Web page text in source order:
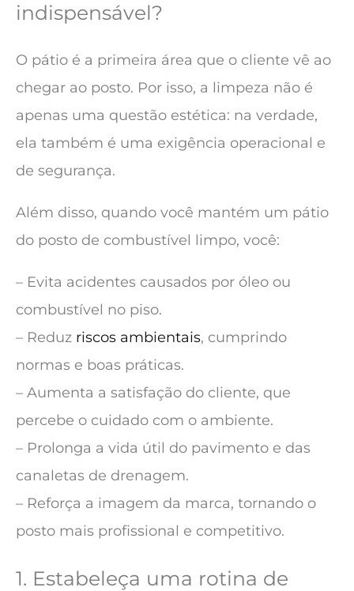
indispensável?
O pátio é a primeira área que o cliente vê ao
chegar ao posto. Por isso, a limpeza não é
apenas uma questão estética: na verdade,
ela também é uma exigência operacional e
de segurança.
Além disso, quando você mantém um pátio
do posto de combustível limpo, você:
– Evita acidentes causados por óleo ou
combustível no piso.
– Reduz riscos ambientais, cumprindo
normas e boas práticas.
– Aumenta a satisfação do cliente, que
percebe o cuidado com o ambiente.
– Prolonga a vida útil do pavimento e das
canaletas de drenagem.
– Reforça a imagem da marca, tornando o
posto mais profissional e competitivo.
1. Estabeleça uma rotina de